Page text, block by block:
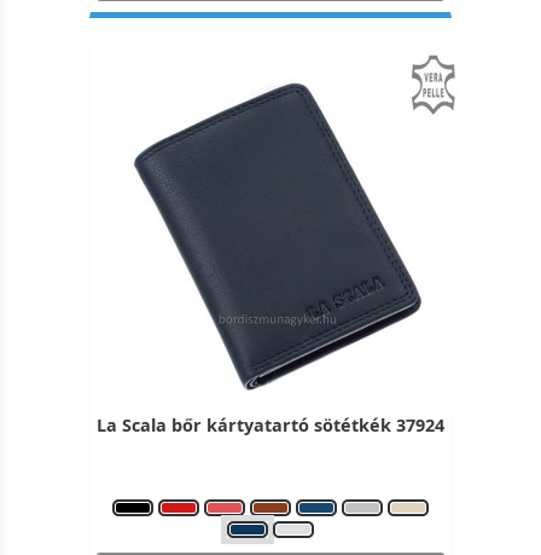
La Scala bőr kártyatartó sötétkék 37924